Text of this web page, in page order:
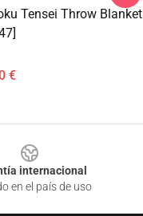
Tensei Throw Blanket
€
internacional
en el país de uso